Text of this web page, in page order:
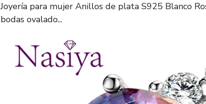
Joyería para mujer Anillos de plata S925 Blanco
bodas ovalado...